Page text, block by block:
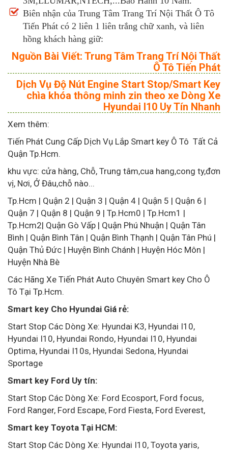
Biên nhận của Trung Tâm Trang Trí Nội Thất Ô Tô
Tiến Phát có 2 liên 1 liên trắng chữ xanh, và liên
hồng khách hàng giữ:
Nguồn Bài Viết: Trung Tâm Trang Trí Nội Thất
Ô Tô Tiến Phát
Dịch Vụ Độ Nút Engine Start Stop/Smart Key
chìa khóa thông minh zin theo xe Dòng Xe
Hyundai I10 Uy Tín Nhanh
Xem thêm:
Tiến Phát Cung Cấp Dịch Vụ Lắp Smart key Ô Tô Tất Cả
Quận Tp.Hcm.
khu vực: cửa hàng, Chỗ, Trung tâm,cua hang,cong ty,đơn
vị, Nơi, Ở Đâu,chỗ nào...
Tp.Hcm | Quận 2 | Quận 3 | Quận 4 | Quận 5 | Quận 6 |
Quận 7 | Quận 8 | Quận 9 | Tp.Hcm0 | Tp.Hcm1 |
Tp.Hcm2| Quận Gò Vấp | Quận Phú Nhuận | Quận Tân
Bình | Quận Bình Tân | Quận Bình Thạnh | Quận Tân Phú |
Quận Thủ Đức | Huyện Bình Chánh | Huyện Hóc Môn |
Huyện Nhà Bè
Các Hãng Xe Tiến Phát Auto Chuyên Smart key Cho Ô
Tô Tại Tp.Hcm.
Smart key Cho Hyundai Giá rẻ:
Start Stop Các Dòng Xe: Hyundai K3, Hyundai I10,
Hyundai I10, Hyundai Rondo, Hyundai I10, Hyundai
Optima, Hyundai I10s, Hyundai Sedona, Hyundai
Sportage
Smart key Ford Uy tín:
Start Stop Các Dòng Xe: Ford Ecosport, Ford focus,
Ford Ranger, Ford Escape, Ford Fiesta, Ford Everest,
Smart key Toyota Tại HCM:
Start Stop Các Dòng Xe: Hyundai I10, Toyota yaris,